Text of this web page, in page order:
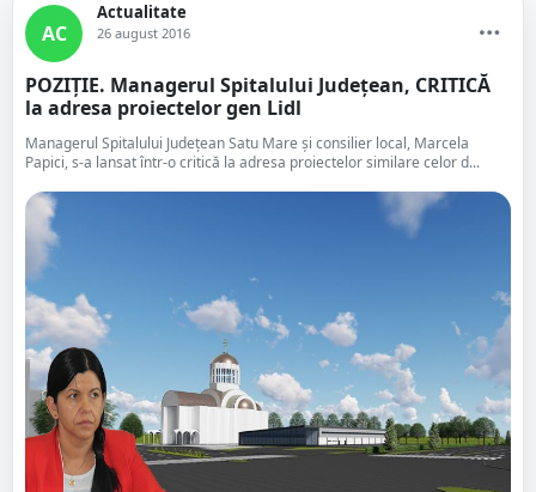
AC
Actualitate
26 august 2016
POZIȚIE. Managerul Spitalului Județean, CRITICĂ
la adresa proiectelor gen Lidl
Managerul Spitalului Județean Satu Mare și consilier local, Marcela
Papici, s-a lansat într-o critică la adresa proiectelor similare celor d...